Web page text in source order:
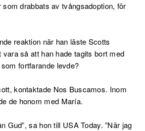
drabbats av tvångsadoption, för
reaktion när han läste Scotts
vara så att han hade tagits bort med
fortfarande levde?
kontaktade Nos Buscamos. Inom
de honom med María.
Gud”, sa hon till USA Today. ”När jag